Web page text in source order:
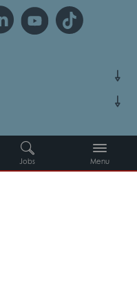
Jobs Menu